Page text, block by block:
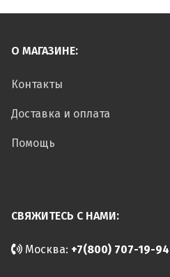
О МАГАЗИНЕ:
Контакты
Доставка и оплата
Помощь
СВЯЖИТЕСЬ С НАМИ:
Москва: +7(800) 707-19-94